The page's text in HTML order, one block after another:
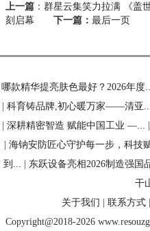
上一篇 ： 群星云集笑力拉满 《盖
刻启幕
下一篇： 最后一页
哪款精华提亮肤色最好？2026年度...
科育铸品牌,初心暖万家——清亚...
深耕精密智造 赋能中国工业 —...
海钠安防匠心守护每一步，科技赋
到...
东跃设备亮相2026制造强国
干
关于我们
联系方式
Copyright@2018-2026